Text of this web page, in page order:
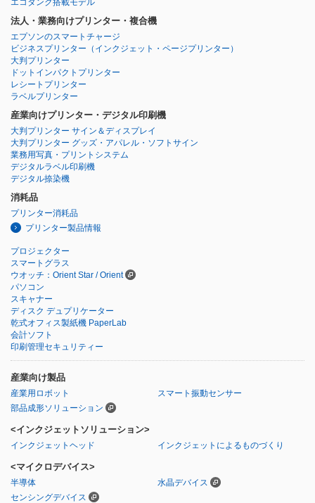
エコタンク搭載モデル
法人・業務向けプリンター・複合機
エプソンのスマートチャージ
ビジネスプリンター （インクジェット・ページプリンター）
大判プリンター
ドットインパクトプリンター
レシートプリンター
ラベルプリンター
産業向けプリンター・デジタル印刷機
大判プリンター サイン＆ディスプレイ
大判プリンター グッズ・アパレル・ソフトサイン
業務用写真・プリントシステム
デジタルラベル印刷機
デジタル捺染機
消耗品
プリンター消耗品
プリンター製品情報
プロジェクター
スマートグラス
ウオッチ：Orient Star / Orient
パソコン
スキャナー
ディスク デュプリケーター
乾式オフィス製紙機 PaperLab
会計ソフト
印刷管理セキュリティー
産業向け製品
産業用ロボット
スマート振動センサー
部品成形ソリューション
<インクジェットソリューション>
インクジェットヘッド インクジェットによるものづくり
<マイクロデバイス>
半導体
水晶デバイス
センシングデバイス